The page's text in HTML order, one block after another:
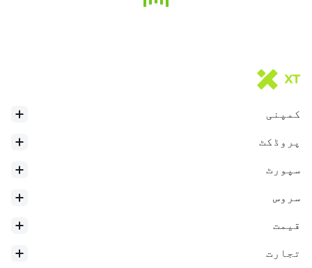
کمپنی
پروڈکٹ
سپورٹ
سروس
قیمت
تجارت